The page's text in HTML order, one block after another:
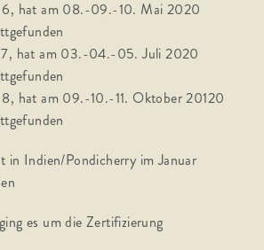
hat am 08.-09.-10. Mai 2020
hat am 03.-04.-05. Juli 2020
hat am 09.-10.-11. Oktober 20120
in Indien/Pondicherry im Januar
es um die Zertifizierung